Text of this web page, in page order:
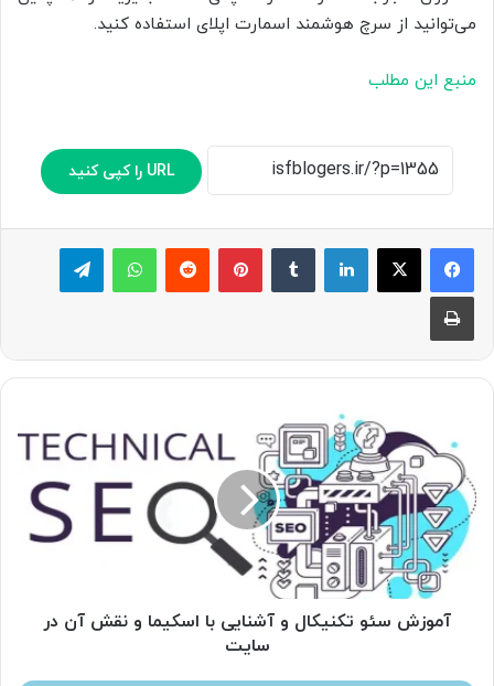
می‌توانید از سرچ هوشمند اسمارت اپلای استفاده کنید.
منبع این مطلب
URL را کپی کنید
لینکدین ‫تامبلر پینترست‫رددیت واتس آپ تلگرام
چاپ
تکنیکال
و
آشنایی
اسکیما
آموزش سئو تکنیکال و آشنایی با اسکیما و نقش آن در
سایت